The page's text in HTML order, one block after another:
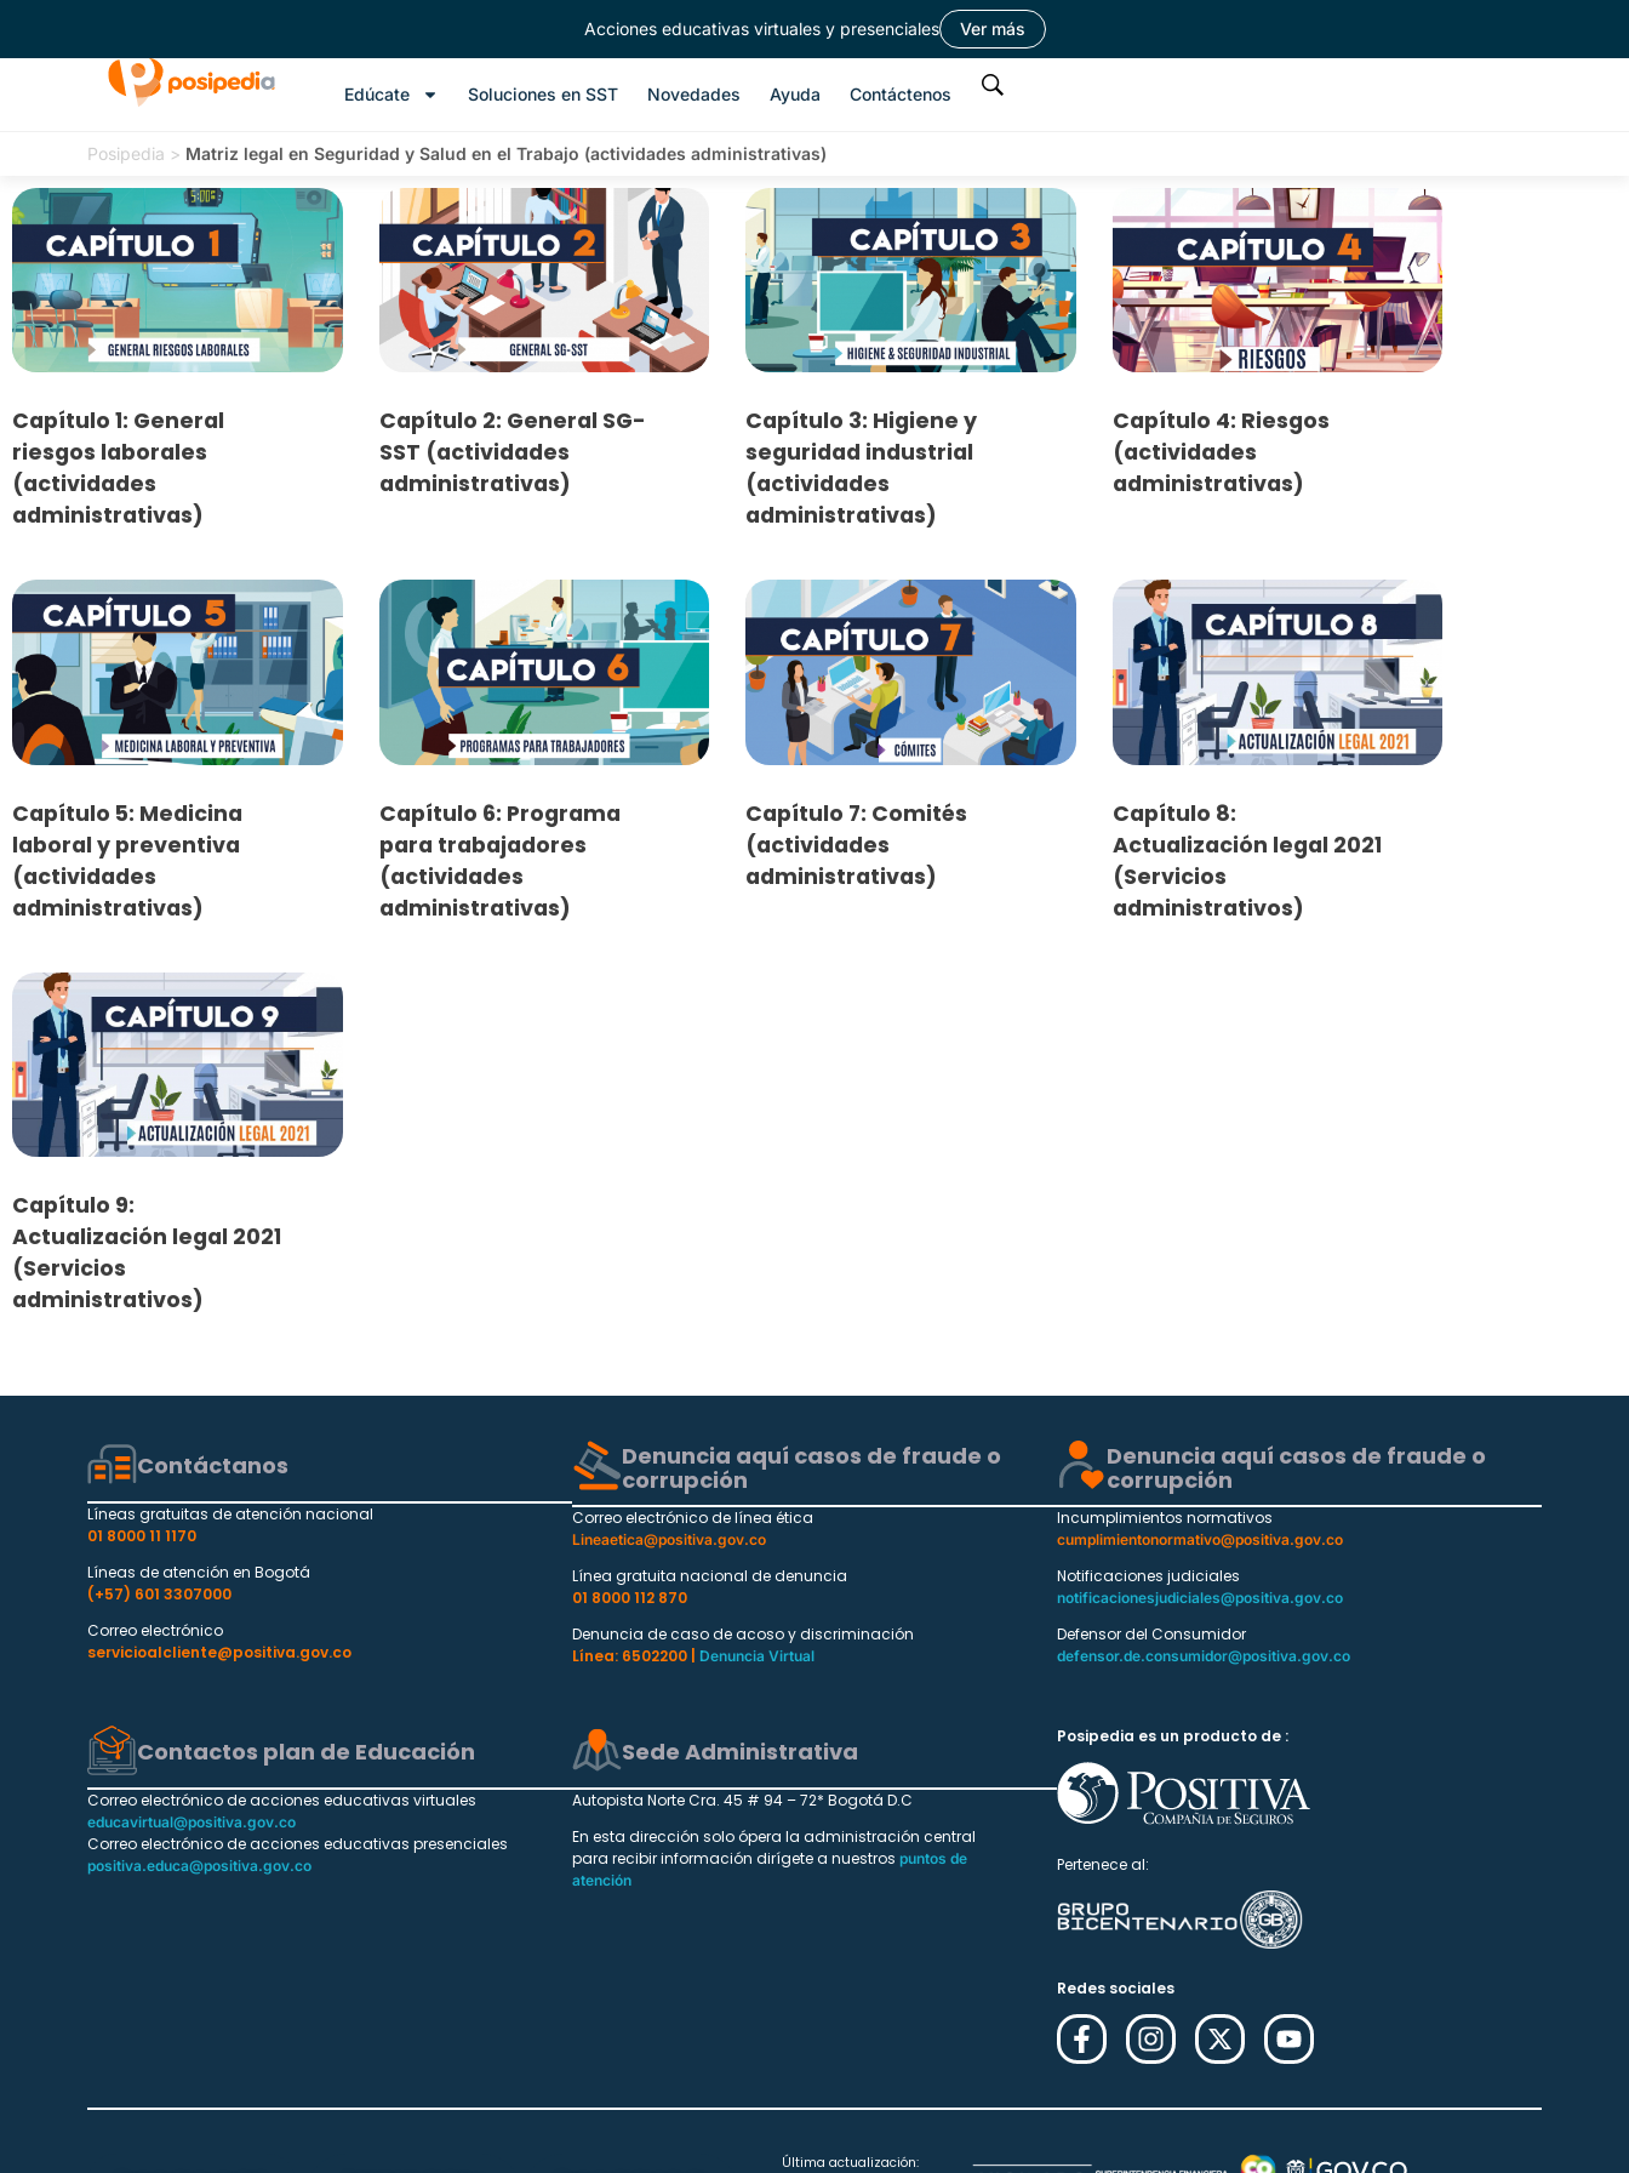
Acciones educativas virtuales y presenciales Ver más
Edúcate Soluciones en SST Novedades Ayuda Contáctenos
Posipedia > Matriz legal en Seguridad y Salud en el Trabajo (actividades administrativas)
Capítulo 1: General
riesgos laborales
(actividades
administrativas)
Capítulo 2: General SG-
SST (actividades
administrativas)
Capítulo 3: Higiene y
seguridad industrial
(actividades
administrativas)
Capítulo 4: Riesgos
(actividades
administrativas)
Capítulo 5: Medicina
laboral y preventiva
(actividades
administrativas)
Capítulo 6: Programa
para trabajadores
(actividades
administrativas)
Capítulo 7: Comités
(actividades
administrativas)
Capítulo 8:
Actualización legal 2021
(Servicios
administrativos)
Capítulo 9:
Actualización legal 2021
(Servicios
administrativos)
Contáctanos
Líneas gratuitas de atención nacional
01 8000 11 1170
Líneas de atención en Bogotá
(+57) 601 3307000
Correo electrónico
servicioalcliente@positiva.gov.co
Denuncia aquí casos de fraude o
corrupción
Correo electrónico de línea ética
Lineaetica@positiva.gov.co
Línea gratuita nacional de denuncia
01 8000 112 870
Denuncia de caso de acoso y discriminación
Línea: 6502200 |
Denuncia Virtual
Denuncia aquí casos de fraude o
corrupción
Incumplimientos normativos
cumplimientonormativo@positiva.gov.co
Notificaciones judiciales
notificacionesjudiciales@positiva.gov.co
Defensor del Consumidor
defensor.de.consumidor@positiva.gov.co
Contactos plan de Educación
Correo electrónico de acciones educativas virtuales
educavirtual@positiva.gov.co
Correo electrónico de acciones educativas presenciales
positiva.educa@positiva.gov.co
Sede Administrativa
Autopista Norte Cra. 45 # 94 – 72* Bogotá D.C
En esta dirección solo ópera la administración central
para recibir información dirígete a nuestros puntos de
atención
Posipedia es un producto de :
Pertenece al:
Redes sociales
Última actualización: